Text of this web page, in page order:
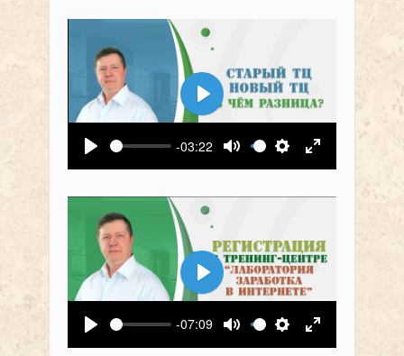
Воспроизвести
-03:22
Выключить звук
Настройки
На весь
Воспроизвести
Воспроизвести
-07:09
Выключить звук
Настройки
На весь
Воспроизвести